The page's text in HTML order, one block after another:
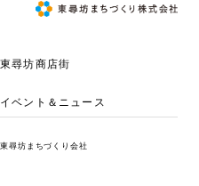
東尋坊商店街
イベント＆ニュース
東尋坊まちづくり会社